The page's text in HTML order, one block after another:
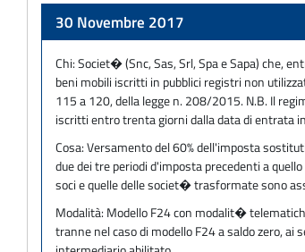
30 Novembre 2017
Chi:Societ� (Snc, Sas, Srl, Spa e Sapa) che,
beni mobili iscritti in pubblici registri non
115 a 120, della legge n. 208/2015. N.B. Il
iscritti entro trenta giorni dalla data di entrata
Cosa:Versamento del 60% dell'imposta
due dei tre periodi d'imposta precedenti a
soci e quelle delle societ� trasformate sono
Modalità: Modello F24 con modalit�
tranne nel caso di modello F24 a saldo zero,